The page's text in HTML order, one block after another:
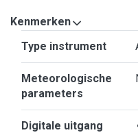
Kenmerken
Type instrument
Meteorologische
parameters
Digitale uitgang